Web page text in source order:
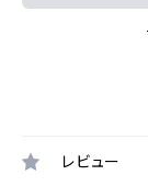
レビュー